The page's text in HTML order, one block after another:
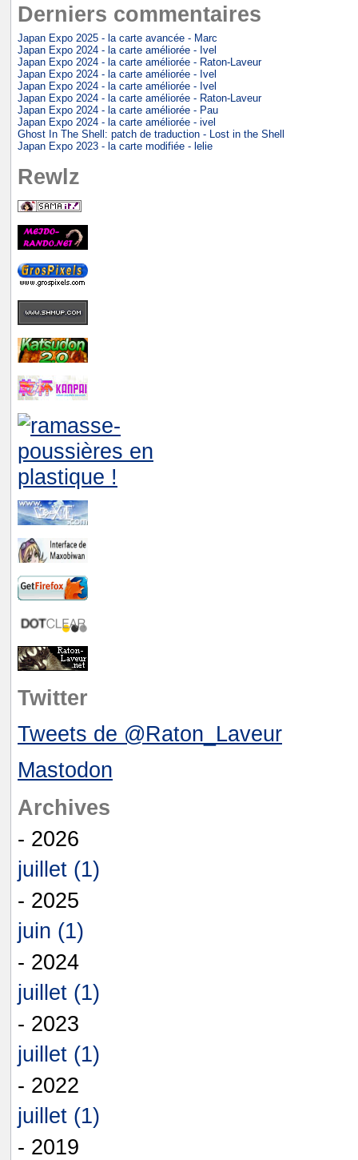
Derniers commentaires
Japan Expo 2025 - la carte avancée - Marc
Japan Expo 2024 - la carte améliorée - Ivel
Japan Expo 2024 - la carte améliorée - Raton-Laveur
Japan Expo 2024 - la carte améliorée - Ivel
Japan Expo 2024 - la carte améliorée - Ivel
Japan Expo 2024 - la carte améliorée - Raton-Laveur
Japan Expo 2024 - la carte améliorée - Pau
Japan Expo 2024 - la carte améliorée - ivel
Ghost In The Shell: patch de traduction - Lost in the Shell
Japan Expo 2023 - la carte modifiée - lelie
Rewlz
Twitter
Tweets de @Raton_Laveur
Mastodon
Archives
- 2026
juillet (1)
- 2025
juin (1)
- 2024
juillet (1)
- 2023
juillet (1)
- 2022
juillet (1)
- 2019